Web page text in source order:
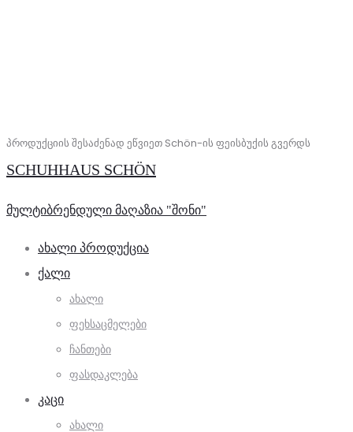
პროდუქციის შესაძენად ეწვიეთ Schön-ის ფეისბუქის გვერდს
SCHUHHAUS SCHÖN
მულტიბრენდული მაღაზია "შონი"
ᲐᲮᲐᲚᲘ ᲞᲠᲝᲓᲣᲥᲪᲘᲐ
ᲥᲐᲚᲘ
ᲐᲮᲐᲚᲘ
ᲤᲔᲮᲡᲐᲪᲛᲔᲚᲔᲑᲘ
ᲩᲐᲜᲗᲔᲑᲘ
ᲤᲐᲡᲓᲐᲙᲚᲔᲑᲐ
ᲙᲐᲪᲘ
ᲐᲮᲐᲚᲘ